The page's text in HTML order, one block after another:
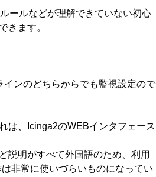
ールなどが理解できていない初心
きます。
ンのどちらからでも監視設定ので
は、Icinga2のWEBインタフェース
説明がすべて外国語のため、利用
非常に使いづらいものになってい